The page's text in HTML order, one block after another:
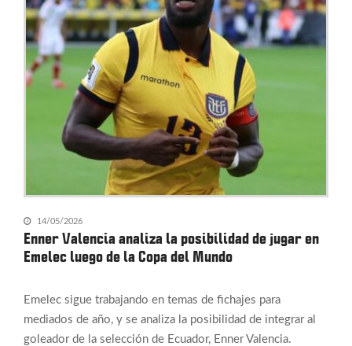
14/05/2026
Enner Valencia analiza la posibilidad de jugar en
Emelec luego de la Copa del Mundo
Emelec sigue trabajando en temas de fichajes para
mediados de año, y se analiza la posibilidad de integrar al
goleador de la selección de Ecuador, Enner Valencia.